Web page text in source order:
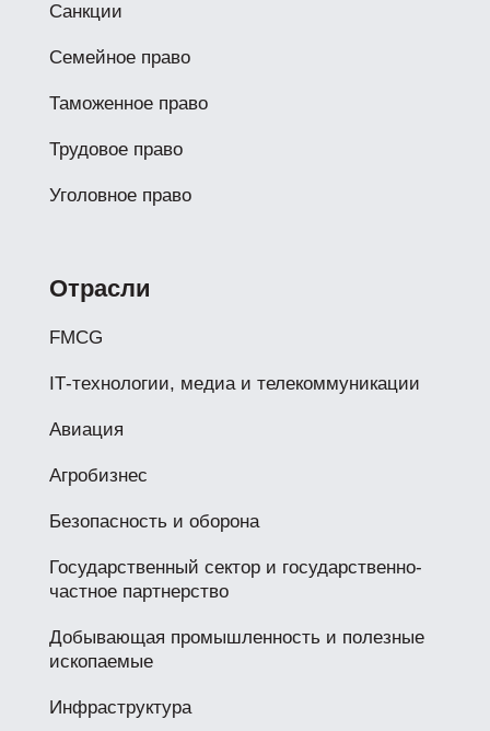
Санкции
Семейное право
Таможенное право
Трудовое право
Уголовное право
Отрасли
FMCG
IТ-технологии, медиа и телекоммуникации
Авиация
Агробизнес
Безопасность и оборона
Государственный сектор и государственно-
частное партнерство
Добывающая промышленность и полезные
ископаемые
Инфраструктура